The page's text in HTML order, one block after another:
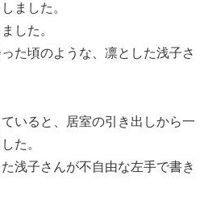
ました。
した。
た頃のような、凛とした浅子さ
いると、居室の引き出しから一
た。
浅子さんが不自由な左手で書き